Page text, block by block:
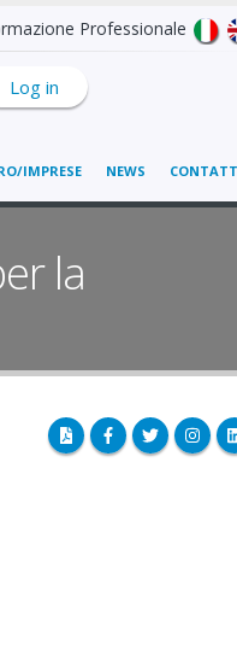
Professionale
Log in
IMPRESE NEWS
la